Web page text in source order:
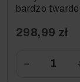
bardzo
298,99 zł
−